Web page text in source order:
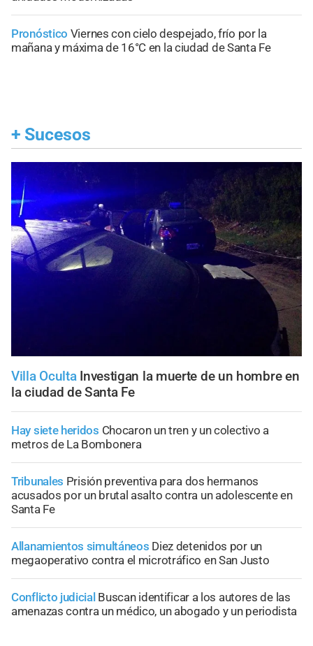
Pronóstico Viernes con cielo despejado, frío por la
mañana y máxima de 16°C en la ciudad de Santa Fe
+ Sucesos
Villa Oculta Investigan la muerte de un hombre en
la ciudad de Santa Fe
Hay siete heridos Chocaron un tren y un colectivo a
metros de La Bombonera
Tribunales Prisión preventiva para dos hermanos
acusados por un brutal asalto contra un adolescente en
Santa Fe
Allanamientos simultáneos Diez detenidos por un
megaoperativo contra el microtráfico en San Justo
Conflicto judicial Buscan identificar a los autores de las
amenazas contra un médico, un abogado y un periodista